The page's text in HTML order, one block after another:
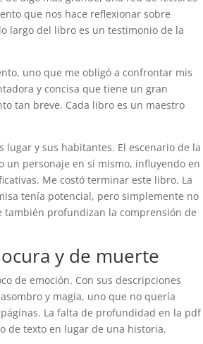
que nos hace reflexionar sobre
largo del libro es un testimonio de la
uno que me obligó a confrontar mis
y concisa que tiene un gran
tan breve. Cada libro es un maestro
y sus habitantes. El escenario de la
un personaje en sí mismo, influyendo en
Me costó terminar este libro. La
tenía potencial, pero simplemente no
también profundizan la comprensión de
y de muerte
de emoción. Con sus descripciones
y magia, uno que no quería
La falta de profundidad en la pdf
de texto en lugar de una historia.